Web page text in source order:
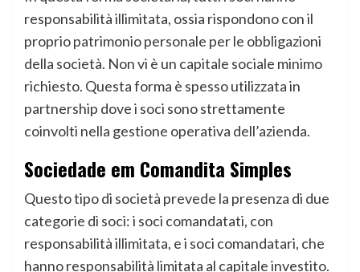
responsabilità illimitata, ossia rispondono con il
proprio patrimonio personale per le obbligazioni
della società. Non vi è un capitale sociale minimo
richiesto. Questa forma è spesso utilizzata in
partnership dove i soci sono strettamente
coinvolti nella gestione operativa dell’azienda.
Sociedade em Comandita Simples
Questo tipo di società prevede la presenza di due
categorie di soci: i soci comandatati, con
responsabilità illimitata, e i soci comandatari, che
hanno responsabilità limitata al capitale investito.